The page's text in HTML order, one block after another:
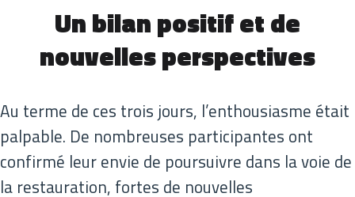
Un bilan positif et de
nouvelles perspectives
Au terme de ces trois jours, l’enthousiasme était
palpable. De nombreuses participantes ont
confirmé leur envie de poursuivre dans la voie de
la restauration, fortes de nouvelles